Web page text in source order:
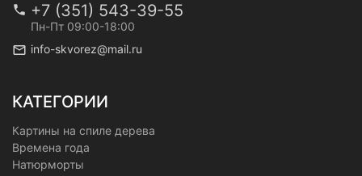
+7 (351) 543-39-55
Пн-Пт 09:00-18:00
info-skvorez@mail.ru
КАТЕГОРИИ
Картины на спиле дерева
Времена года
Натюрморты